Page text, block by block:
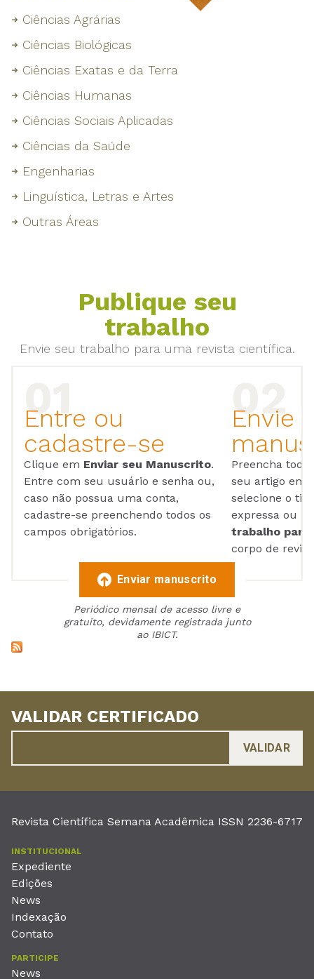
Ciências Agrárias
Ciências Biológicas
Ciências Exatas e da Terra
Ciências Humanas
Ciências Sociais Aplicadas
Ciências da Saúde
Engenharias
Linguística, Letras e Artes
Outras Áreas
Publique seu
trabalho
Envie seu trabalho para uma revista científica.
Entre ou
cadastre-se
Clique em Enviar seu Manuscrito.
Entre com seu usuário e senha ou,
caso não possua uma conta,
cadastre-se preenchendo todos os
campos obrigatórios.
Envie
Preencha
seu artigo em
selecione o
expressa ou
trabalho para
corpo de
Enviar manuscrito
Periódico mensal de acesso livre e
gratuito, devidamente registrada junto
ao IBICT.
VALIDAR CERTIFICADO
Revista Científica Semana Acadêmica ISSN 2236-6717
INSTITUCIONAL
Expediente
Edições
News
Indexação
Contato
PARTICIPE
News